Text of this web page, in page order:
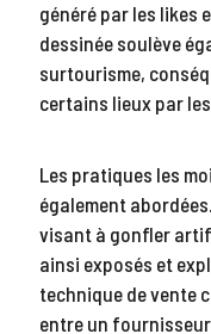
généré par les likes
dessinée soulève
surtourisme,
certains lieux par
Les pratiques les
également
visant à gonfler
ainsi exposés et
technique de vente
entre un